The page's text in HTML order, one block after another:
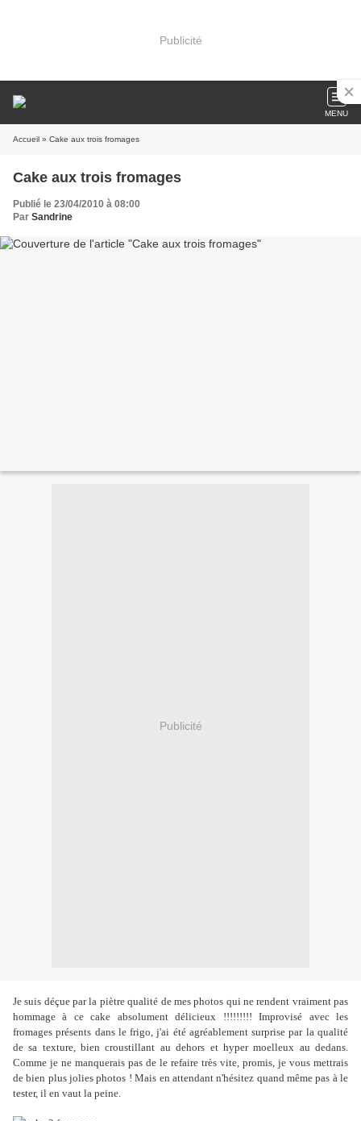
Publicité
MENU
Accueil » Cake aux trois fromages
Cake aux trois fromages
Publié le 23/04/2010 à 08:00
Par Sandrine
Publicité
Je suis déçue par la piètre qualité de mes photos qui ne rendent vraiment pas
hommage à ce cake absolument délicieux !!!!!!!!! Improvisé avec les
fromages présents dans le frigo, j'ai été agréablement surprise par la qualité
de sa texture, bien croustillant au dehors et hyper moelleux au dedans.
Comme je ne manquerais pas de le refaire très vite, promis, je vous mettrais
de bien plus jolies photos ! Mais en attendant n'hésitez quand même pas à le
tester, il en vaut la peine.